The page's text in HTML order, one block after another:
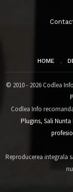
HOME
© 2010 - 2026 Codlea
Codlea Info
Plugins, Sali
Reproducerea integrala